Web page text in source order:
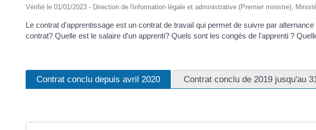
Vérifié le 01/01/2023 - Direction de l'information légale et administrative (Premier ministre),
Le contrat d'apprentissage est un contrat de travail qui permet de suivre par
contrat? Quelle est le salaire d'un apprenti? Quels sont les congés de l'apprenti ?
Contrat conclu depuis avril 2020 Contrat conclu de 2019 jusqu'au